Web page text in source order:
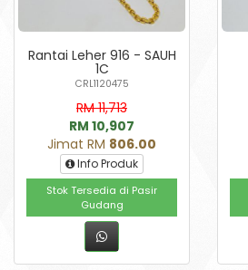
Rantai Leher 916 - SAUH
1C
CRL1120475
RM 11,713
RM 10,907
Jimat RM 806.00
Info Produk
Stok Tersedia di Pasir
Gudang